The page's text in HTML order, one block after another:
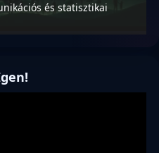
és statisztikai